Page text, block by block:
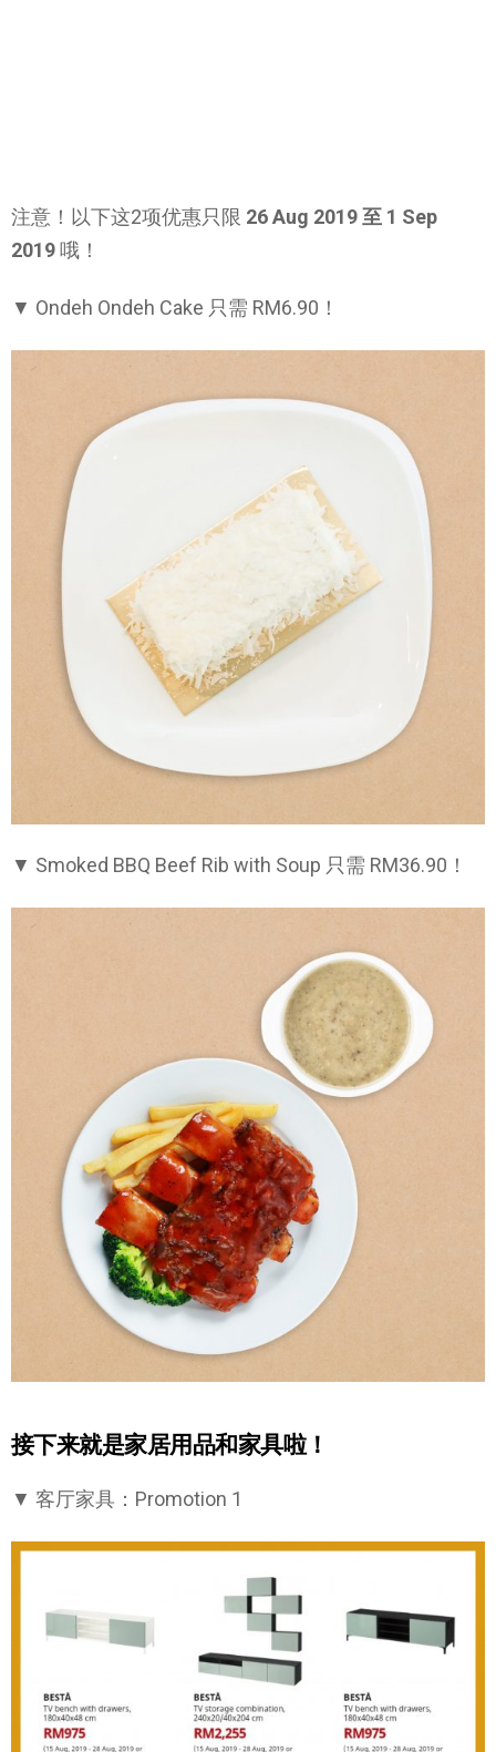
注意！以下这2项优惠只限 26 Aug 2019 至 1 Sep
2019哦！
▼ Ondeh Ondeh Cake 只需 RM6.90！
▼ Smoked BBQ Beef Rib with Soup 只需 RM36.90！
接下来就是家居用品和家具啦！
▼ 客厅家具：Promotion 1